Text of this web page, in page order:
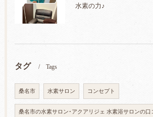
水素の力♪
タグ Tags
桑名市 水素サロン コンセプト
桑名市の水素サロン･アクアリジェ 水素浴サロンの口